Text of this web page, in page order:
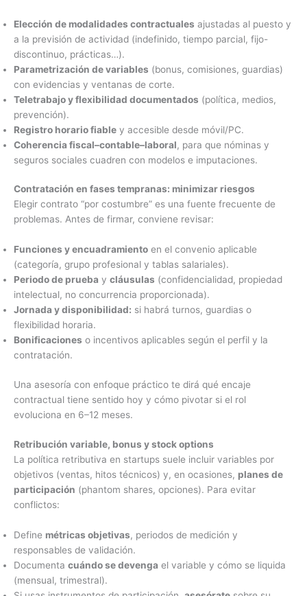
Elección de modalidades contractuales ajustadas al puesto y
a la previsión de actividad (indefinido, tiempo parcial, fijo-
discontinuo, prácticas…).
Parametrización de variables (bonus, comisiones, guardias)
con evidencias y ventanas de corte.
Teletrabajo y flexibilidad documentados (política, medios,
prevención).
Registro horario fiable y accesible desde móvil/PC.
Coherencia fiscal–contable–laboral, para que nóminas y
seguros sociales cuadren con modelos e imputaciones.
Contratación en fases tempranas: minimizar riesgos
Elegir contrato “por costumbre” es una fuente frecuente de
problemas. Antes de firmar, conviene revisar:
Funciones y encuadramiento en el convenio aplicable
(categoría, grupo profesional y tablas salariales).
Periodo de prueba y cláusulas (confidencialidad, propiedad
intelectual, no concurrencia proporcionada).
Jornada y disponibilidad: si habrá turnos, guardias o
flexibilidad horaria.
Bonificaciones o incentivos aplicables según el perfil y la
contratación.
Una asesoría con enfoque práctico te dirá qué encaje
contractual tiene sentido hoy y cómo pivotar si el rol
evoluciona en 6–12 meses.
Retribución variable, bonus y stock options
La política retributiva en startups suele incluir variables por
objetivos (ventas, hitos técnicos) y, en ocasiones, planes de
participación (phantom shares, opciones). Para evitar
conflictos:
Define métricas objetivas, periodos de medición y
responsables de validación.
Documenta cuándo se devenga el variable y cómo se liquida
(mensual, trimestral).